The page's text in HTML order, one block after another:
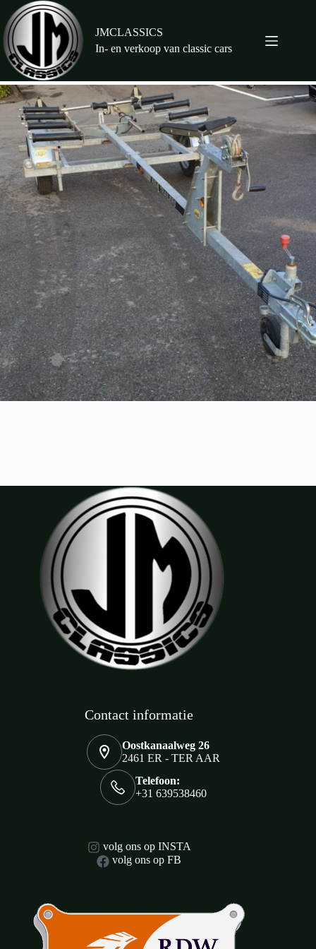
naar
de
inhoud
JMCLASSICS
In- en verkoop van classic cars
Contact informatie
Oostkanaalweg 26
2461 ER - TER AAR
Telefoon:
+31 639538460
volg ons op INSTA
volg ons op FB